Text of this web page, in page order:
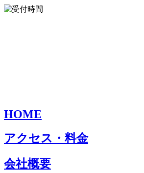
HOME
アクセス・料金
会社概要